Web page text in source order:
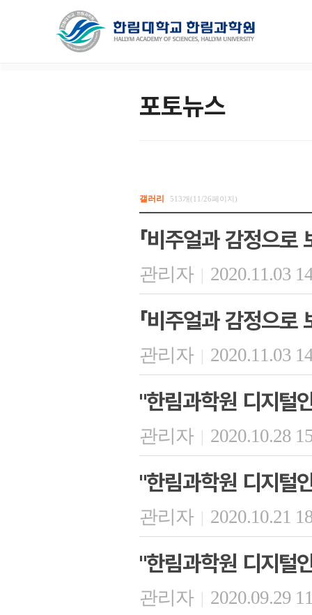
포토뉴스
갤러리 513개(11/26페이지)
「비주얼과 감정으
관리자 | 2020.11.03
「비주얼과 감정으
관리자 | 2020.11.03
"한림과학원 디지털
관리자 | 2020.10.28
"한림과학원 디지털
관리자 | 2020.10.21
"한림과학원 디지털
관리자 | 2020.09.29